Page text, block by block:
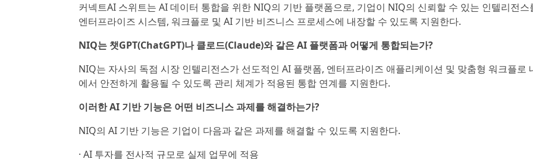
커넥트AI 스위트는 AI 데이터 통합을 위한 NIQ의 기반 플랫폼으로, 기업이 NIQ의 신뢰할 수 있는 인텔리전스
엔터프라이즈 시스템, 워크플로 및 AI 기반 비즈니스 프로세스에 내장할 수 있도록 지원한다.
NIQ는 챗GPT(ChatGPT)나 클로드(Claude)와 같은 AI 플랫폼과 어떻게 통합되는가?
NIQ는 자사의 독점 시장 인텔리전스가 선도적인 AI 플랫폼, 엔터프라이즈 애플리케이션 및 맞춤형 워크플로
에서 안전하게 활용될 수 있도록 관리 체계가 적용된 통합 연계를 지원한다.
이러한 AI 기반 기능은 어떤 비즈니스 과제를 해결하는가?
NIQ의 AI 기반 기능은 기업이 다음과 같은 과제를 해결할 수 있도록 지원한다.
· AI 투자를 전사적 규모로 실제 업무에 적용